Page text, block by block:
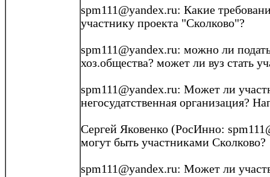
spm111@yandex.ru: Какие
участнику проекта "Сколково"?
spm111@yandex.ru: можно ли
хоз.общества? может ли вуз стать
spm111@yandex.ru: Может ли
негосудатственная организация?
Сергей Яковенко (РосИнно:
могут быть участниками Сколково?
spm111@yandex.ru: Может ли